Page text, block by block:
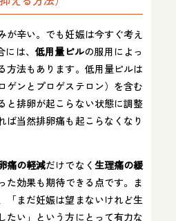
が辛い。でも妊娠は今すぐ考え
には、低用量ピルの服用によっ
方法もあります。低用量ピルは
ゲンとプロゲステロン）を含む
と排卵が起こらない状態に調整
ば当然排卵痛も起こらなくなり
痛の軽減だけでなく 生理痛の緩
た効果も期待できる点です。ま
「まだ妊娠は望まないけれど生
たい」という方にとって有力な